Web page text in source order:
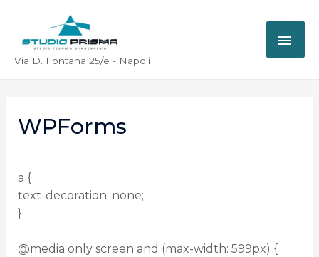
Via D. Fontana 25/e - Napoli
WPForms
a {
text-decoration: none;
}
@media only screen and (max-width: 599px) {